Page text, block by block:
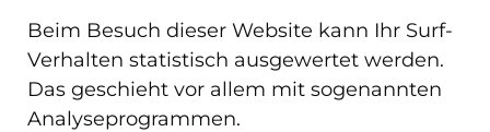
Beim Besuch dieser Website kann Ihr Surf-
Verhalten statistisch ausgewertet werden.
Das geschieht vor allem mit sogenannten
Analyseprogrammen.